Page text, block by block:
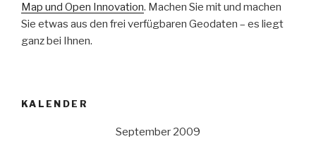
Map und Open Innovation. Machen Sie mit und machen
Sie etwas aus den frei verfügbaren Geodaten – es liegt
ganz bei Ihnen.
KALENDER
September 2009